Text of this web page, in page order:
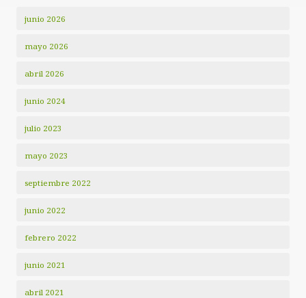
junio 2026
mayo 2026
abril 2026
junio 2024
julio 2023
mayo 2023
septiembre 2022
junio 2022
febrero 2022
junio 2021
abril 2021